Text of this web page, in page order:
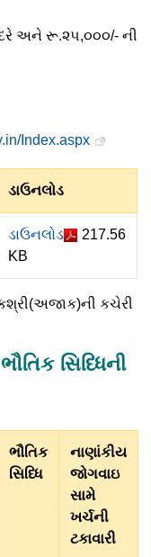
અને રૂ.૨૫,૦૦૦/- ની
Index.aspx
ડાઉનલોડ
ડાઉનલોડ
217.56
KB
કચેરી
સિધ્ધિની
ભૌતિક
સિધ્ધિ
નાણાંકીય
જોગવાઇ
સામે
ખર્ચની
ટકાવારી